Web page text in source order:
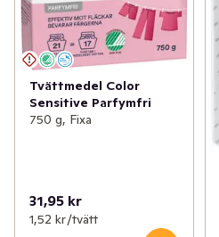
Tvättmedel Color
Sensitive Parfymfri
750 g, Fixa
31,95 kr
1,52 kr /tvätt